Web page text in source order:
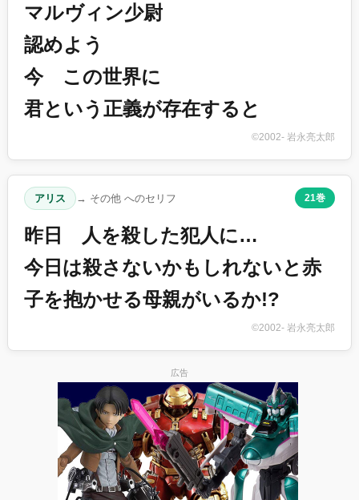
マルヴィン少尉
認めよう
今 この世界に
君という正義が存在すると
©2002- 岩永亮太郎
アリス → その他 へのセリフ 21巻
昨日 人を殺した犯人に…
今日は殺さないかもしれないと赤
子を抱かせる母親がいるか!?
©2002- 岩永亮太郎
広告